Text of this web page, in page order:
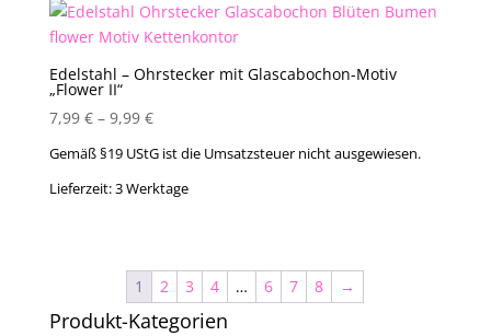
Edelstahl – Ohrstecker mit Glascabochon-Motiv
„Flower II“
7,99 €– 9,99 €
Gemäß §19 UStG ist die Umsatzsteuer nicht ausgewiesen.
Lieferzeit:3 Werktage
1 2 3 4 … 6 7 8 →
Produkt-Kategorien